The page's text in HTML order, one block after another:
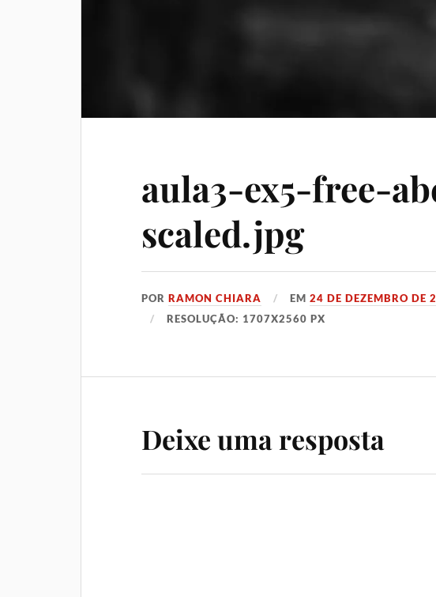
aula3-ex5-free-
scaled.jpg
PORRAMON CHIARA EM24 DE DEZEMBRO DE
RESOLUÇÃO: 1707X2560 PX
Deixe uma resposta